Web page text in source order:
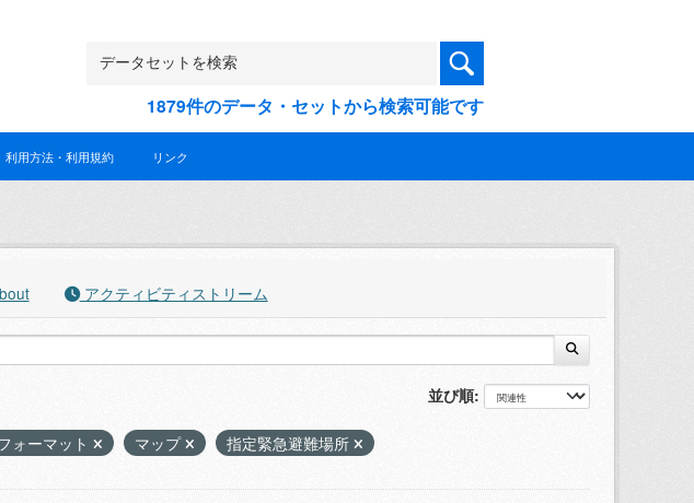
1879件のデータ・セットから検索可能です
利用方法・利用規約 リンク
アクティビティストリーム
並び順
ォーマット マップ 指定緊急避難場所